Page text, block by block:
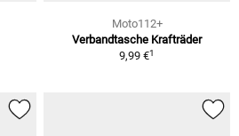
Moto112+
Verbandtasche Krafträder
9,99 €1